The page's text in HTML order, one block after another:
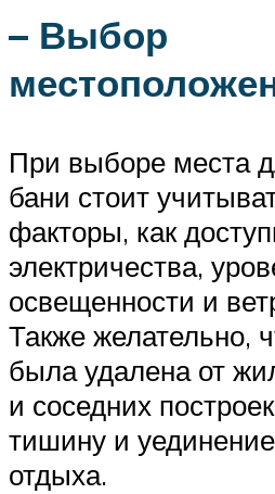
– Выбор
При выборе места
бани стоит
факторы, как
электричества,
освещенности и
Также желательно,
была удалена от
и соседних
тишину и
отдыха.